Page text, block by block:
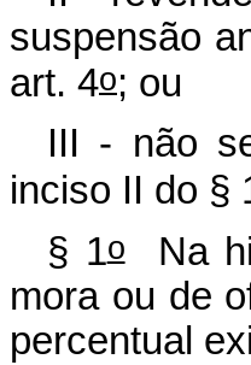
suspensão
art. 4o; ou
III - não
inciso II do §
§ 1oNa
mora ou de
percentual